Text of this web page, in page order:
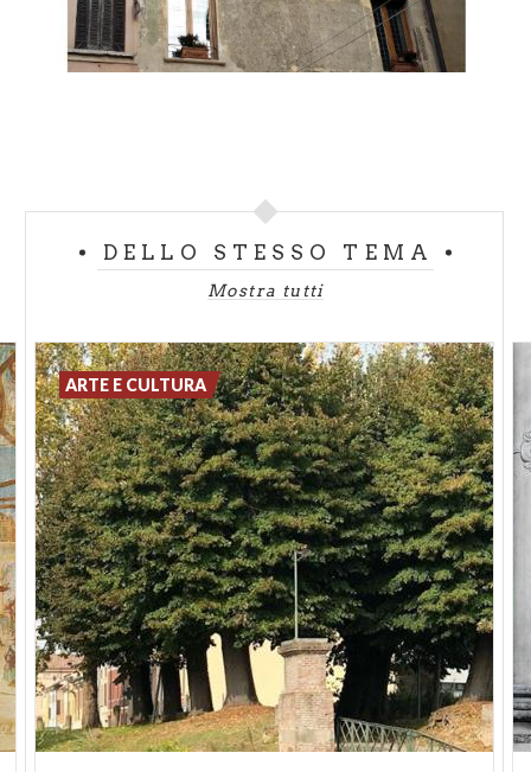
DELLO STESSO TEMA
Mostra tutti
ARTE E CULTURA